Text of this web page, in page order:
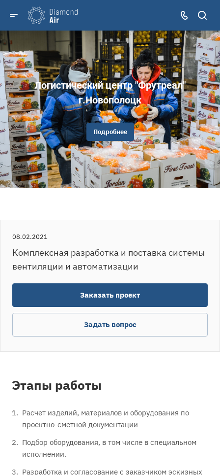
Логистический центр "Фрутреал"
г.Новополоцк
Подробнее
08.02.2021
Комплексная разработка и поставка системы
вентиляции и автоматизации
Заказать проект
Задать вопрос
Этапы работы
Расчет изделий, материалов и оборудования по
проектно-сметной документации
Подбор оборудования, в том числе в специальном
исполнении.
Разработка и согласование с заказчиком эскизных